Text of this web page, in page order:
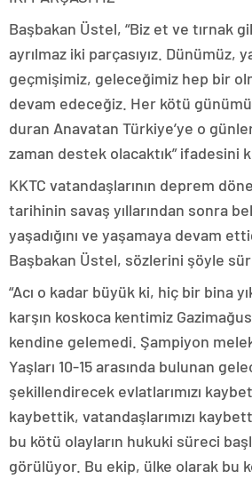
Başbakan Üstel, “Biz et ve tırnak
ayrılmaz iki parçasıyız. Dünümüz,
geçmişimiz, geleceğimiz hep bir
devam edeceğiz. Her kötü
duran Anavatan Türkiye’ye o
zaman destek olacaktık” ifadesini
KKTC vatandaşlarının deprem
tarihinin savaş yıllarından sonra
yaşadığını ve yaşamaya devam
Başbakan Üstel, sözlerini şöyle
“Acı o kadar büyük ki, hiç bir bina
karşın koskoca kentimiz
kendine gelemedi. Şampiyon
Yaşları 10-15 arasında bulunan
şekillendirecek evlatlarımızı
kaybettik, vatandaşlarımızı
bu kötü olayların hukuki süreci
görülüyor. Bu ekip, ülke olarak bu